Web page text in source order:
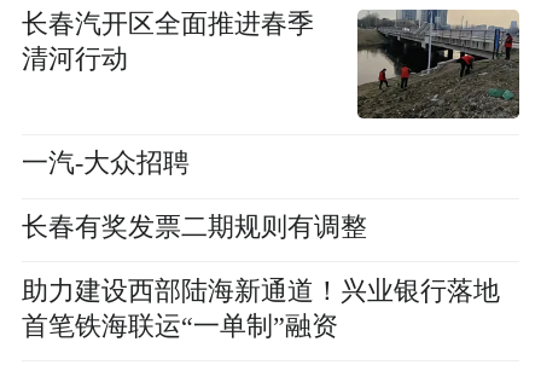
长春汽开区全面推进春季
清河行动
一汽-大众招聘
长春有奖发票二期规则有调整
助力建设西部陆海新通道！兴业银行落地
首笔铁海联运“一单制”融资